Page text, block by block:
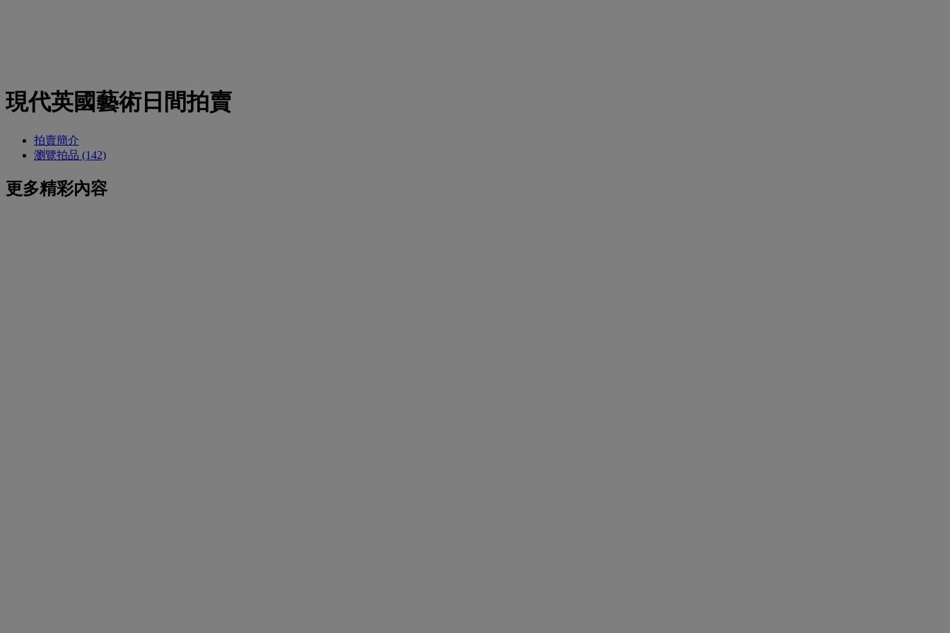
現代英國藝術日間拍賣
拍賣簡介
瀏覽拍品 (142)
更多精彩內容